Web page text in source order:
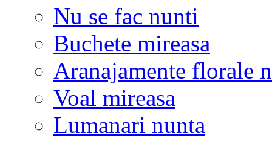
Nu se fac nunti
Buchete mireasa
Aranajamente florale
Voal mireasa
Lumanari nunta